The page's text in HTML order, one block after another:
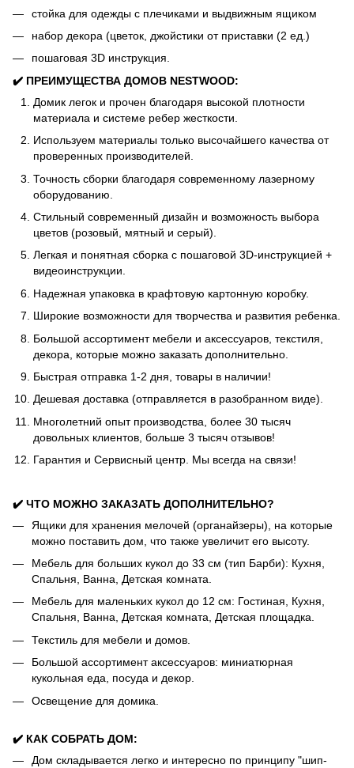
стойка для одежды с плечиками и выдвижным ящиком
набор декора (цветок, джойстики от приставки (2 ед.)
пошаговая 3D инструкция.
✔️ ПРЕИМУЩЕСТВА ДОМОВ NESTWOOD:
Домик легок и прочен благодаря высокой плотности
материала и системе ребер жесткости.
Используем материалы только высочайшего качества от
проверенных производителей.
Точность сборки благодаря современному лазерному
оборудованию.
Стильный современный дизайн и возможность выбора
цветов (розовый, мятный и серый).
Легкая и понятная сборка с пошаговой 3D-инструкцией +
видеоинструкции.
Надежная упаковка в крафтовую картонную коробку.
Широкие возможности для творчества и развития ребенка.
Большой ассортимент мебели и аксессуаров, текстиля,
декора, которые можно заказать дополнительно.
Быстрая отправка 1-2 дня, товары в наличии!
Дешевая доставка (отправляется в разобранном виде).
Многолетний опыт производства, более 30 тысяч
довольных клиентов, больше 3 тысяч отзывов!
Гарантия и Сервисный центр. Мы всегда на связи!
✔️ ЧТО МОЖНО ЗАКАЗАТЬ ДОПОЛНИТЕЛЬНО?
Ящики для хранения мелочей (органайзеры), на которые
можно поставить дом, что также увеличит его высоту.
Мебель для больших кукол до 33 см (тип Барби): Кухня,
Спальня, Ванна, Детская комната.
Мебель для маленьких кукол до 12 см: Гостиная, Кухня,
Спальня, Ванна, Детская комната, Детская площадка.
Текстиль для мебели и домов.
Большой ассортимент аксессуаров: миниатюрная
кукольная еда, посуда и декор.
Освещение для домика.
✔️ КАК СОБРАТЬ ДОМ:
Дом складывается легко и интересно по принципу "шип-